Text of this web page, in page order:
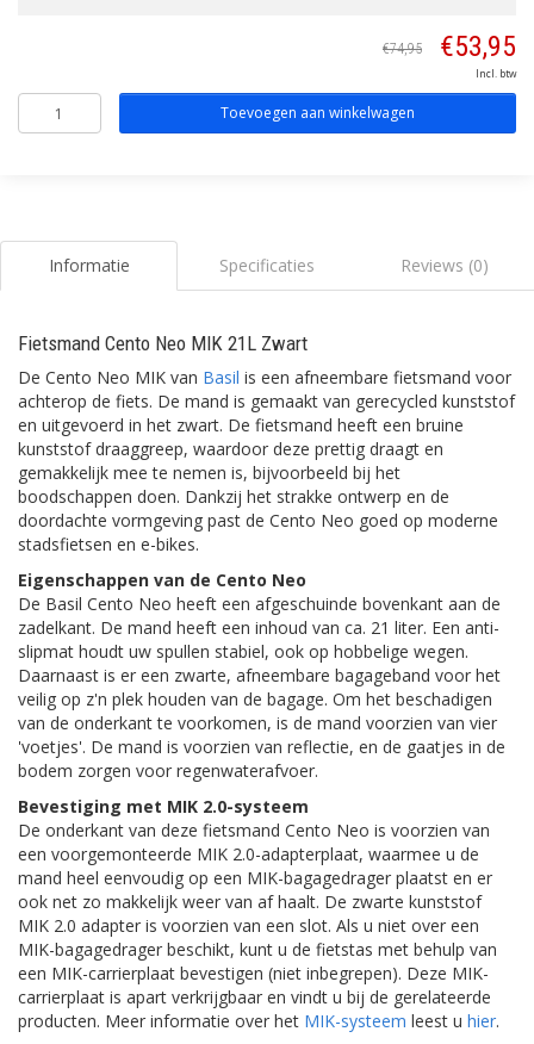
€74,95 €53,95
Incl. btw
Toevoegen aan winkelwagen
Informatie Specificaties Reviews (0)
Fietsmand Cento Neo MIK 21L Zwart
De Cento Neo MIK van Basil is een afneembare fietsmand voor
achterop de fiets. De mand is gemaakt van gerecycled kunststof
en uitgevoerd in het zwart. De fietsmand heeft een bruine
kunststof draaggreep, waardoor deze prettig draagt en
gemakkelijk mee te nemen is, bijvoorbeeld bij het
boodschappen doen. Dankzij het strakke ontwerp en de
doordachte vormgeving past de Cento Neo goed op moderne
stadsfietsen en e-bikes.
Eigenschappen van de Cento Neo
De Basil Cento Neo heeft een afgeschuinde bovenkant aan de
zadelkant. De mand heeft een inhoud van ca. 21 liter. Een anti-
slipmat houdt uw spullen stabiel, ook op hobbelige wegen.
Daarnaast is er een zwarte, afneembare bagageband voor het
veilig op z'n plek houden van de bagage. Om het beschadigen
van de onderkant te voorkomen, is de mand voorzien van vier
'voetjes'. De mand is voorzien van reflectie, en de gaatjes in de
bodem zorgen voor regenwaterafvoer.
Bevestiging met MIK 2.0-systeem
De onderkant van deze fietsmand Cento Neo is voorzien van
een voorgemonteerde MIK 2.0-adapterplaat, waarmee u de
mand heel eenvoudig op een MIK-bagagedrager plaatst en er
ook net zo makkelijk weer van af haalt. De zwarte kunststof
MIK 2.0 adapter is voorzien van een slot. Als u niet over een
MIK-bagagedrager beschikt, kunt u de fietstas met behulp van
een MIK-carrierplaat bevestigen (niet inbegrepen). Deze MIK-
carrierplaat is apart verkrijgbaar en vindt u bij de gerelateerde
producten. Meer informatie over het MIK-systeem leest u hier.